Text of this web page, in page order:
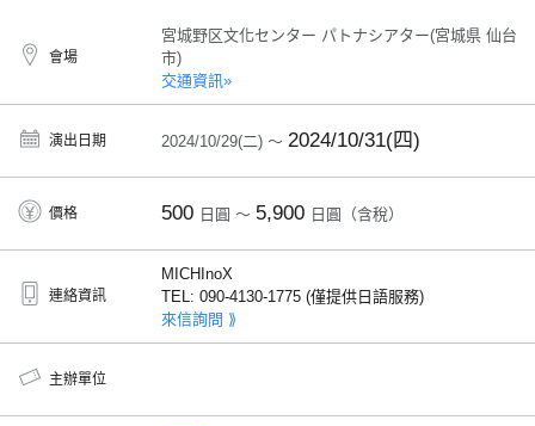
會場
宮城野区文化センター パトナシアター(宮城県 仙台
市)
交通資訊»
演出日期 2024/10/29(二) ～ 2024/10/31(四)
價格 500 日圓 ～ 5,900 日圓（含稅）
連絡資訊
MICHInoX
TEL: 090-4130-1775 (僅提供日語服務)
來信詢問 ⟫
主辦單位